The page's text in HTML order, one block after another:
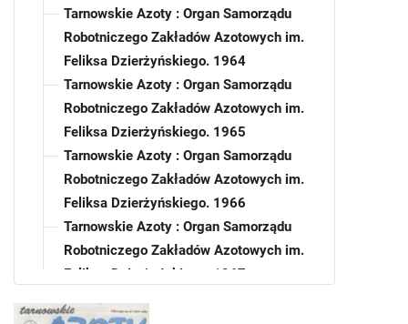
Tarnowskie Azoty : Organ Samorządu
Robotniczego Zakładów Azotowych im.
Feliksa Dzierżyńskiego. 1964
Tarnowskie Azoty : Organ Samorządu
Robotniczego Zakładów Azotowych im.
Feliksa Dzierżyńskiego. 1965
Tarnowskie Azoty : Organ Samorządu
Robotniczego Zakładów Azotowych im.
Feliksa Dzierżyńskiego. 1966
Tarnowskie Azoty : Organ Samorządu
Robotniczego Zakładów Azotowych im.
Feliksa Dzierżyńskiego. 1967